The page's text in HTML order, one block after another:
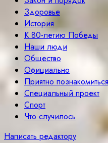
Здоровье
История
К 80-летию Победы
Наши люди
Общество
Официально
Приятно
Специальный проект
Спорт
Что случилось
Написать редактору